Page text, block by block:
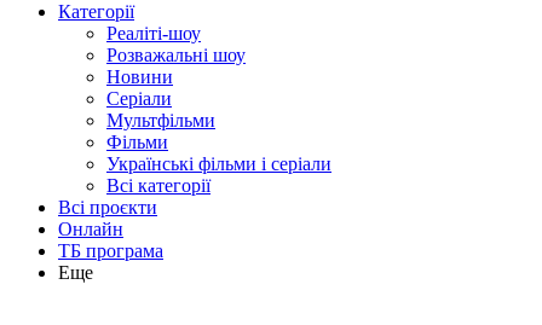
Категорії
Реаліті-шоу
Розважальні шоу
Новини
Серіали
Мультфільми
Фільми
Українські фільми і серіали
Всі категорії
Всі проєкти
Онлайн
ТБ програма
Еще